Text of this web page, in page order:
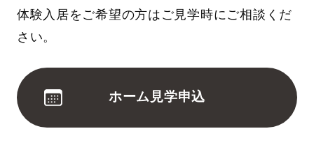
体験入居をご希望の方はご見学時にご相談くだ
さい。
ホーム見学申込